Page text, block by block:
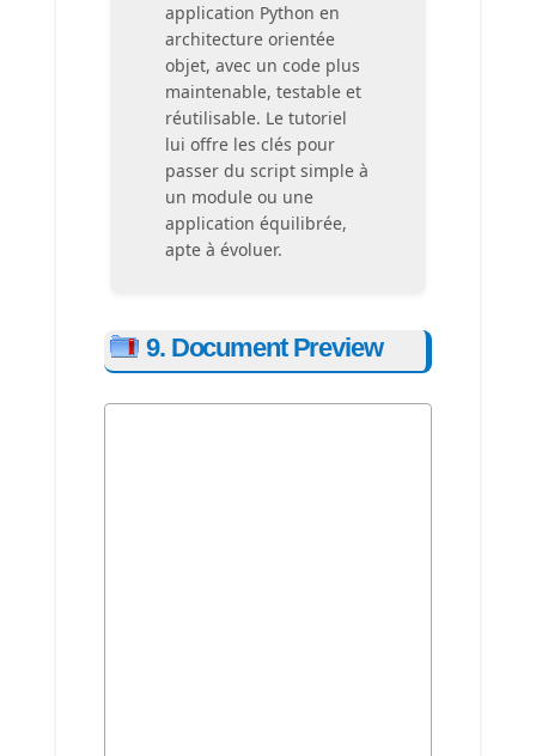
application Python en
architecture orientée
objet, avec un code plus
maintenable, testable et
réutilisable. Le tutoriel
lui offre les clés pour
passer du script simple à
un module ou une
application équilibrée,
apte à évoluer.
9. Document Preview